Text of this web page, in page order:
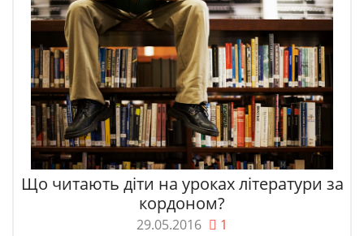
Що читають діти на уроках літератури за
кордоном?
29.05.2016 1